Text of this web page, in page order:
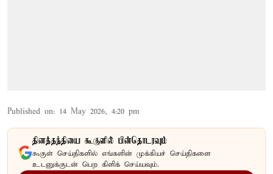
Published on: 14 May 2026, 4:20 pm
தினத்தந்தியை கூகுளில் பின்தொடரவும்
கூகுள் செய்திகளில் எங்களின் முக்கியச் செய்திகளை
உடனுக்குடன் பெற கிளிக் செய்யவும்.